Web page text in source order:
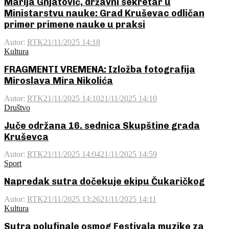
Ministarstvu nauke: Grad Kruševac odličan
primer primene nauke u praksi
Autor: RTK21/11/2025 14:18
Kultura
FRAGMENTI VREMENA: Izložba fotografija
Miroslava Mira Nikolića
Autor: RTK21/11/2025 14:1021/11/2025 14:10
Društvo
Juče održana 16. sednica Skupštine grada
Kruševca
Autor: RTK21/11/2025 14:0421/11/2025 14:59
Sport
Napredak sutra dočekuje ekipu Čukaričkog
Autor: RTK21/11/2025 13:2621/11/2025 14:11
Kultura
Sutra polufinale osmog Festivala muzike za